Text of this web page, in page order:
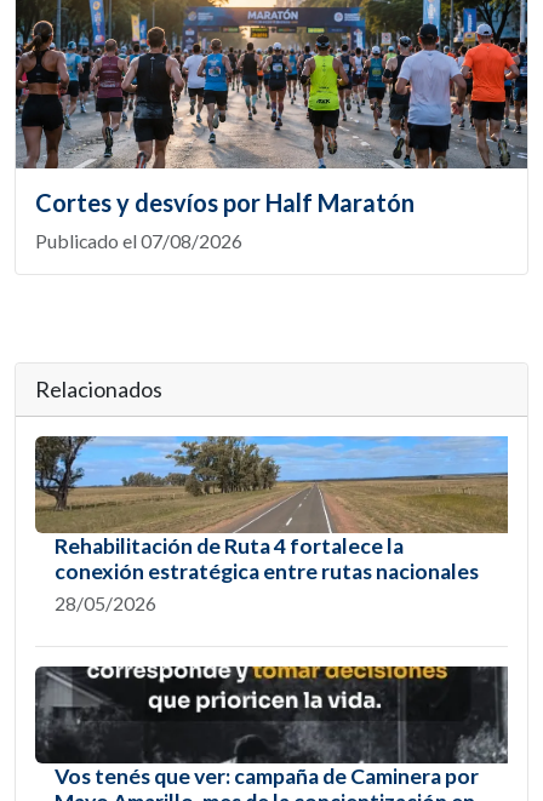
Cortes y desvíos por Half Maratón
Publicado el 07/08/2026
Relacionados
Rehabilitación de Ruta 4 fortalece la
conexión estratégica entre rutas nacionales
28/05/2026
Vos tenés que ver: campaña de Caminera por